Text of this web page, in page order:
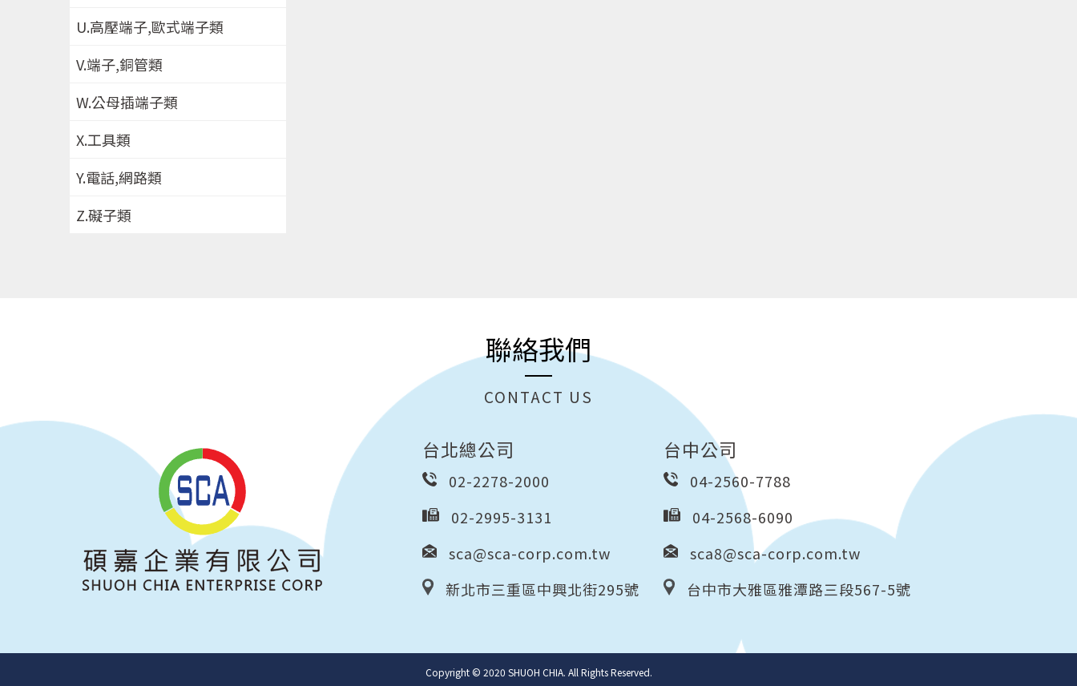
U.高壓端子,歐式端子類
V.端子,銅管類
W.公母插端子類
X.工具類
Y.電話,網路類
Z.礙子類
聯絡我們
CONTACT US
台北總公司
02-2278-2000
02-2995-3131
sca@sca-corp.com.tw
新北市三重區中興北街295號
台中公司
04-2560-7788
04-2568-6090
sca8@sca-corp.com.tw
台中市大雅區雅潭路三段567-5號
Copyright © 2020 SHUOH CHIA. All Rights Reserved.